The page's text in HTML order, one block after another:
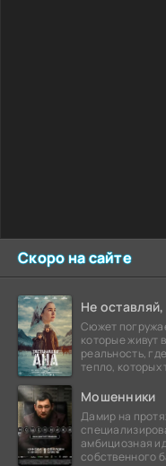
Скоро на сайте
Не
Сюжет
которые живут
реальность,
тепло, которых
Мошенники
Дамир на
амбициозная
собственного